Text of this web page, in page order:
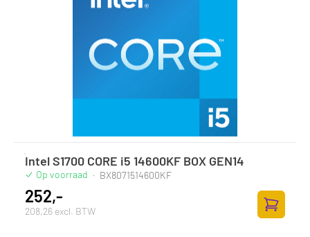
Intel S1700 CORE i5 14600KF BOX GEN14
Op voorraad · BX8071514600KF
252,-
208,26 excl. BTW
Zum